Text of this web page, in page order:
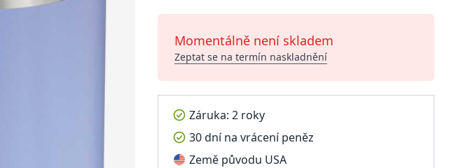
Momentálně není skladem
Zeptat se na termín naskladnění
Záruka: 2 roky
30 dní na vrácení peněz
Země původu USA